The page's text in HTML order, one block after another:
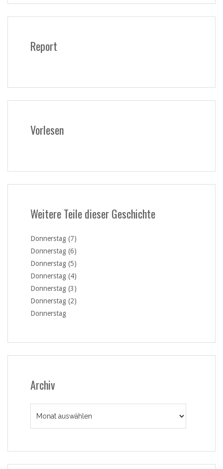
Report
Vorlesen
Weitere Teile dieser Geschichte
Donnerstag (7)
Donnerstag (6)
Donnerstag (5)
Donnerstag (4)
Donnerstag (3)
Donnerstag (2)
Donnerstag
Archiv